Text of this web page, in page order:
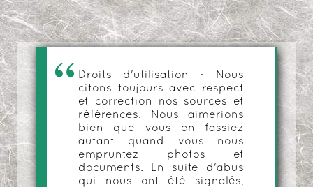
Droits d'utilisation - Nous
citons toujours avec respect
et correction nos sources et
références. Nous aimerions
bien que vous en fassiez
autant quand vous nous
empruntez photos et
documents. En suite d'abus
qui nous ont été signalés,